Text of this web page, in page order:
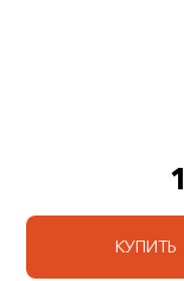
КУПИТЬ